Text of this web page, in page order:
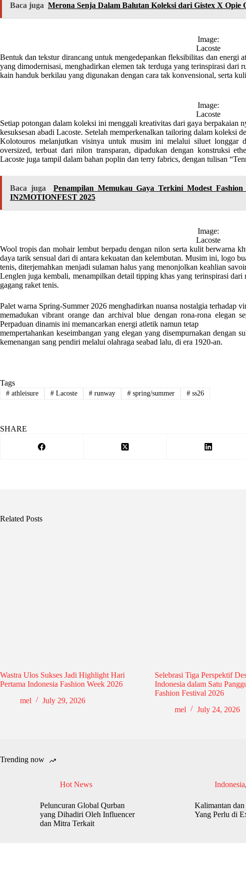
Baca juga Merona Senja Dalam Balutan Koleksi dari Gistex X Opie
Image:
Lacoste
Bentuk dan tekstur dirancang untuk mengedepankan fleksibilitas dan energi
yang dimodernisasi, menghadirkan elemen tak terduga yang terinspirasi dari
kain handuk berkilau yang digunakan dengan cara tak konvensional, serta
Image:
Lacoste
Setiap potongan dalam koleksi ini menggali kreativitas dari gaya berpakaian
kesuksesan abadi Lacoste. Setelah memperkenalkan tailoring dalam koleksi
Kolotouros melanjutkan visinya untuk musim ini melalui siluet longgar
oversized, terbuat dari nilon transparan, dipadukan dengan konstruksi
Lacoste juga tampil dalam bahan poplin dan terry fabrics, dengan tulisan
Baca juga
Penampilan Memukau Gaya Terkini Modest
IN2MOTIONFEST 2025
Image:
Lacoste
Wool tropis dan mohair lembut berpadu dengan nilon serta kulit berwarna
daya tarik sensual dari di antara kekuatan dan kelembutan. Musim ini, logo
tenis, diterjemahkan menjadi sulaman halus yang menonjolkan keahlian
Lenglen juga kembali, menampilkan detail tipping khas yang terinspirasi
gagang raket tenis.
Palet warna Spring-Summer 2026 menghadirkan nuansa nostalgia terhadap
memadukan vibrant orange dan archival blue dengan rona-rona elegan
Perpaduan dinamis ini memancarkan energi atletik namun tetap
mempertahankan keseimbangan yang elegan yang disempurnakan dengan
kemenangan sang pendiri melalui olahraga seabad lalu, di era 1920-an.
Tags
#athleisure #Lacoste # runway # spring/summer # ss26
SHARE
Related Posts
Wastra Ulos Sukses Jadi Highlight Hari
Pertama Indonesia Fashion Week 2026
mel
July 29, 2026
Selebrasi Tiga Perspektif
Indonesia dalam Satu
Fashion Festival 2026
mel
July 24, 2026
Trending now
Hot News
Peluncuran Global Qurban
yang Dihadiri Oleh Influencer
dan Mitra Terkait
Indonesia,
Kalimantan dan
Yang Perlu di